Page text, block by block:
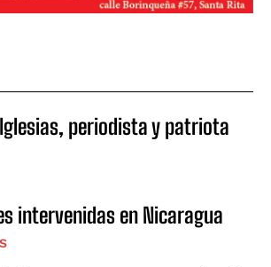
periodista y patriota
intervenidas en Nicaragua